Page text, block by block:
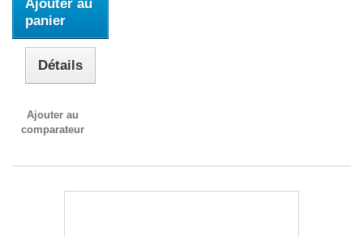
Ajouter au
panier
Détails
Ajouter au
comparateur